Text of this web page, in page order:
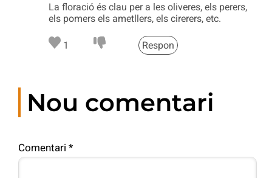
La floració és clau per a les oliveres, els perers,
els pomers els ametllers, els cirerers, etc.
1 Respon
Nou comentari
Comentari *